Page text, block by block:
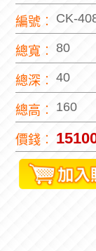
編號︰ CK-
總寬︰ 80
總深︰ 40
總高︰ 160
價錢︰